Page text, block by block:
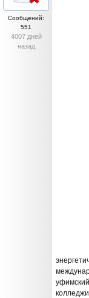
Сообщений:
551
4007 дней
назад